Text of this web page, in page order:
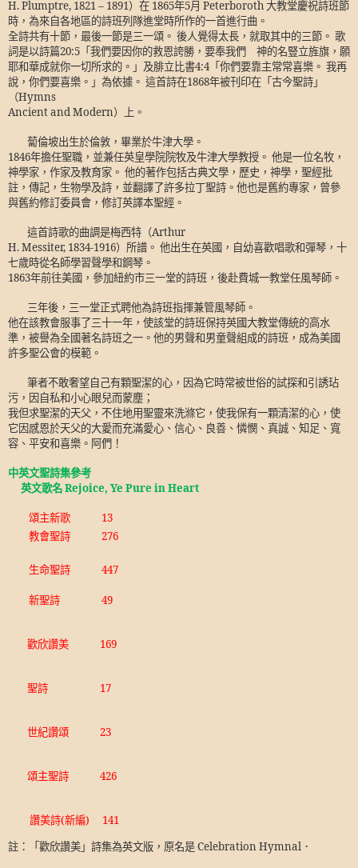
H. Plumptre, 1821– 1891）在 1865年5月 Peterboroth大教堂慶祝詩班節
時，為來自各地區的詩班列隊進堂時所作的一首進行曲。
全詩共有十節，最後一節是三一頌。 後人覺得太長，就取其中的三節。 歌
詞是以詩篇20:5 「我們要因你的救恩誇勝，要奉我們 神的名豎立旌旗，願
耶和華成就你一切所求的。」及腓立比書4:4「你們要靠主常常喜樂。 我再
說，你們要喜樂。」為依據。 這首詩在1868年被刊印在「古今聖詩」
（Hymns
Ancient and Modern）上。
蔔倫坡出生於倫敦，畢業於牛津大學。
1846年擔任聖職，並兼任英皇學院院牧及牛津大學教授。 他是一位名牧，
神學家，作家及教育家。 他的著作包括古典文學，歷史，神學，聖經批
註，傳記，生物學及詩，並翻譯了許多拉丁聖詩。他也是舊約專家，曾參
與舊約修訂委員會，修訂英譯本聖經。
這首詩歌的曲調是梅西特（Arthur
H. Messiter, 1834-1916）所譜。 他出生在英國，自幼喜歡唱歌和彈琴，十
七歲時從名師學習聲學和鋼琴。
1863年前往美國，參加紐約市三一堂的詩班，後赴費城一教堂任風琴師。
三年後，三一堂正式聘他為詩班指揮兼管風琴師。
他在該教會服事了三十一年，使該堂的詩班保持英國大教堂傳統的高水
準，被譽為全國著名詩班之一。 他的男聲和男童聲組成的詩班，成為美國
許多聖公會的模範。
筆者不敢奢望自己有顆聖潔的心，因為它時常被世俗的試探和引誘玷
污，因自私和小心眼兒而蒙塵；
我但求聖潔的天父，不住地用聖靈來洗滌它，使我保有一顆清潔的心，使
它因感恩於天父的大愛而充滿愛心、信心、良善、憐憫、真誠、知足、寬
容、平安和喜樂。阿們！
中英文聖詩集參考
英文歌名Rejoice, Ye Pure in Heart
頌主新歌 13
教會聖詩 276
生命聖詩 447
新聖詩 49
歡欣讚美 169
聖詩 17
世紀讚頌 23
頌主聖詩 426
讚美詩(新編)
141
註：「歡欣讚美」詩集為英文版，原名是Celebration Hymnal ．